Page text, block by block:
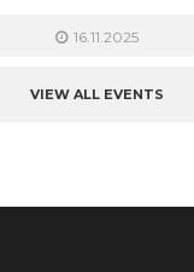
16.11.2025
VIEW ALL EVENTS